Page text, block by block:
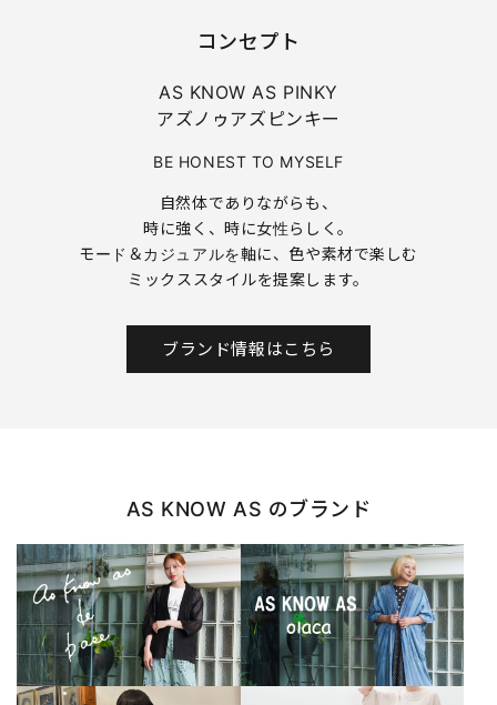
コンセプト
AS KNOW AS PINKY
アズノゥアズピンキー
BE HONEST TO MYSELF
自然体でありながらも、
時に強く、時に女性らしく。
モード＆カジュアルを軸に、色や素材で楽しむ
ミックススタイルを提案します。
ブランド情報はこちら
AS KNOW AS のブランド